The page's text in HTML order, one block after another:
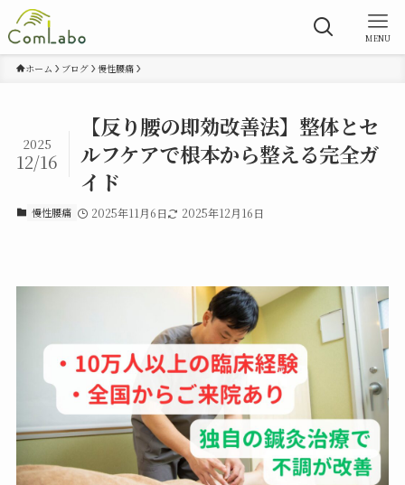
MENU
ホーム ブログ 慢性腰痛
【反り腰の即効改善法】整体とセ
ルフケアで根本から整える完全ガ
イド
2025
12/16
慢性腰痛 2025年11月6日 2025年12月16日